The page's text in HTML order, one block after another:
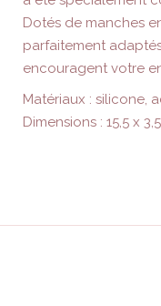
Dotés de manches
parfaitement
encouragent votre
Matériaux : silicone,
Dimensions : 15,5 x